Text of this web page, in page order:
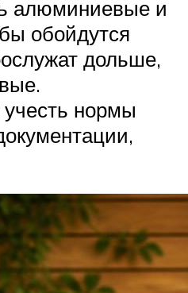
алюминиевые и
обойдутся
дольше,
нормы